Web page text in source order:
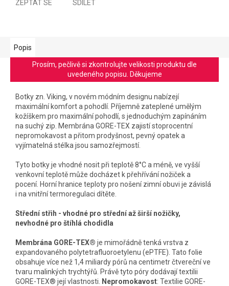
ZEPTAT SE SDÍLET
Popis
Prosím, pečlivě si zkontrolujte velikosti produktu dle
uvedeného popisu. Děkujeme
Botky zn. Viking, v novém módním designu nabízejí
maximální komfort a pohodlí. Příjemně zateplené umělým
kožíškem pro maximální pohodlí, s jednoduchým zapínáním
na suchý zip. Membrána GORE-TEX zajistí stoprocentní
nepromokavost a přitom prodyšnost, pevný opatek a
vyjímatelná stélka jsou samozřejmostí.
Tyto botky je vhodné nosit při teplotě 8°C a méně, ve vyšší
venkovní teplotě může docházet k přehřívání nožiček a
pocení. Horní hranice teploty pro nošení zimní obuvi je závislá
i na vnitřní termoregulaci dítěte.
Střední střih - vhodné pro střední až širší nožičky,
nevhodné pro štíhlá chodidla
Membrána GORE-TEX® je mimořádně tenká vrstva z
expandovaného polytetrafluoroetylenu (ePTFE). Tato folie
obsahuje více než 1,4 miliardy pórů na centimetr čtvereční ve
tvaru malinkých trychtýřů. Právě tyto póry dodávají textilii
GORE-TEX® její vlastnosti.
Nepromokavost: Textilie GORE-